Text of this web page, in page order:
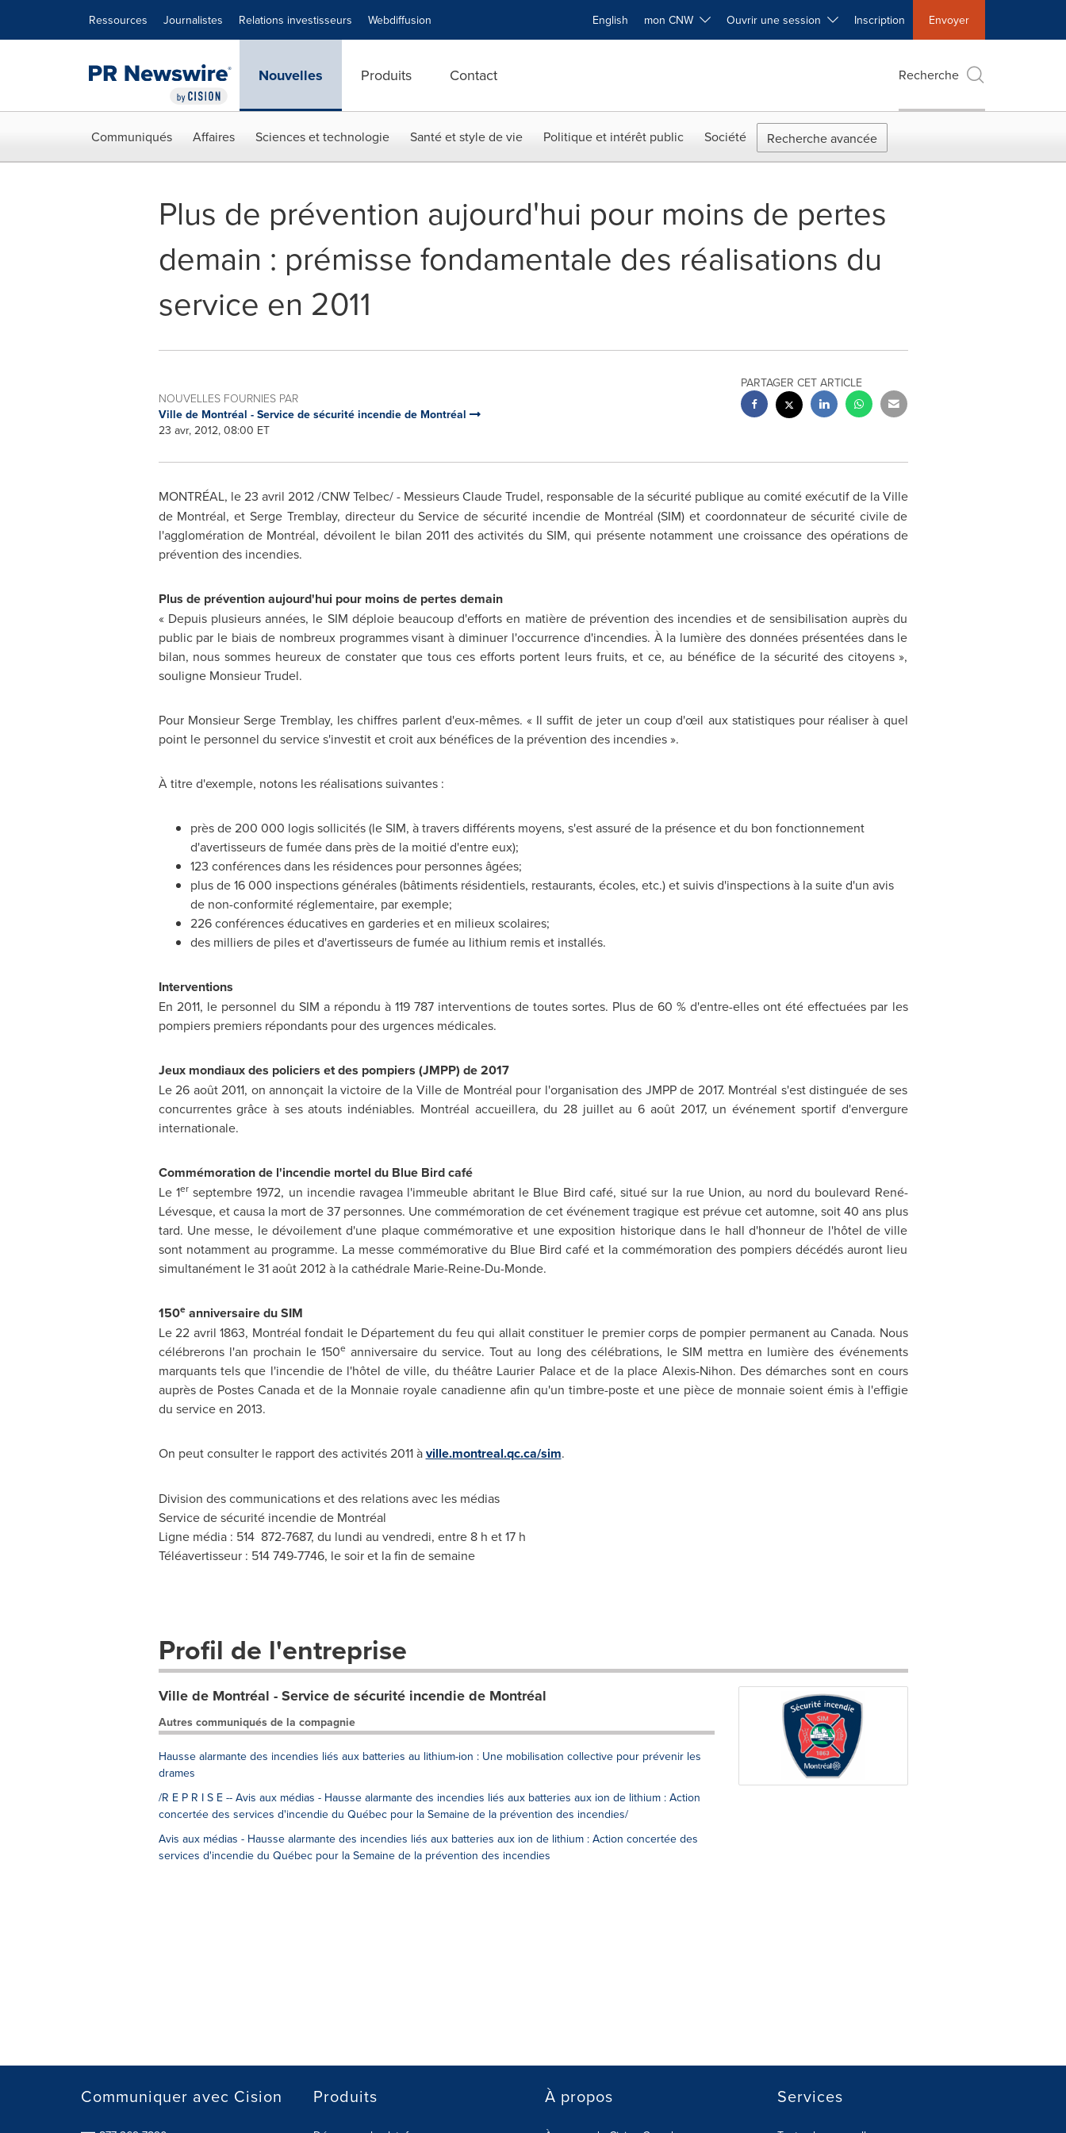
Ressources Journalistes Relations investisseurs Webdiffusion English mon CNW Ouvrir une session Inscription Envoyer
Nouvelles Produits Contact Recherche
Communiqués Affaires Sciences et technologie Santé et style de vie Politique et intérêt public Société Recherche avancée
Plus de prévention aujourd'hui pour moins de pertes
demain : prémisse fondamentale des réalisations du
service en 2011
NOUVELLES FOURNIES PAR
Ville de Montréal - Service de sécurité incendie de Montréal
23 avr, 2012, 08:00 ET
PARTAGER CET ARTICLE
MONTRÉAL, le 23 avril 2012 /CNW Telbec/ - MessieursClaude Trudel, responsable de la sécurité publique au comité exécutif de la Ville
de Montréal, et Serge Tremblay, directeur du Service de sécurité incendie de Montréal (SIM) et coordonnateur de sécurité civile de
l'agglomération de Montréal, dévoilent le bilan 2011 des activités du SIM, qui présente notamment une croissance des opérations de
prévention des incendies.
Plus de prévention aujourd'hui pour moins de pertes demain
« Depuis plusieurs années, le SIM déploie beaucoup d'efforts en matière de prévention des incendies et de sensibilisation auprès du
public par le biais de nombreux programmes visant à diminuer l'occurrence d'incendies. À la lumière des données présentées dans le
bilan, nous sommes heureux de constater que tous ces efforts portent leurs fruits, et ce, au bénéfice de la sécurité des citoyens »,
souligne Monsieur Trudel.
Pour Monsieur Serge Tremblay, les chiffres parlent d'eux-mêmes. « Il suffit de jeter un coup d'œil aux statistiques pour réaliser à quel
point le personnel du service s'investit et croit aux bénéfices de la prévention des incendies ».
À titre d'exemple, notons les réalisations suivantes :
près de 200 000 logis sollicités (le SIM, à travers différents moyens, s'est assuré de la présence et du bon fonctionnement
d'avertisseurs de fumée dans près de la moitié d'entre eux);
123 conférences dans les résidences pour personnes âgées;
plus de 16 000 inspections générales (bâtiments résidentiels, restaurants, écoles, etc.) et suivis d'inspections à la suite d'un avis
de non-conformité réglementaire, par exemple;
226 conférences éducatives en garderies et en milieux scolaires;
des milliers de piles et d'avertisseurs de fumée au lithium remis et installés.
Interventions
En 2011, le personnel du SIM a répondu à 119 787 interventions de toutes sortes. Plus de 60 % d'entre-elles ont été effectuées par les
pompiers premiers répondants pour des urgences médicales.
Jeux mondiaux des policiers et des pompiers (JMPP) de 2017
Le 26 août 2011, on annonçait la victoire de la Ville de Montréal pour l'organisation des JMPP de 2017. Montréal s'est distinguée de ses
concurrentes grâce à ses atouts indéniables. Montréal accueillera, du 28 juillet au 6 août 2017, un événement sportif d'envergure
internationale.
Commémoration de l'incendie mortel du Blue Bird café
Le 1erseptembre 1972, un incendie ravagea l'immeuble abritant le Blue Bird café, situé sur la rue Union, au nord du boulevard René-
Lévesque, et causa la mort de 37 personnes. Une commémoration de cet événement tragique est prévue cet automne, soit 40 ans plus
tard. Une messe, le dévoilement d'une plaque commémorative et une exposition historique dans le hall d'honneur de l'hôtel de ville
sont notamment au programme. La messe commémorative du Blue Bird café et la commémoration des pompiers décédés auront lieu
simultanément le 31 août 2012 à la cathédrale Marie-Reine-Du-Monde.
150eanniversaire du SIM
Le 22 avril 1863, Montréal fondait le Département du feu qui allait constituer le premier corps de pompier permanent au Canada. Nous
célébrerons l'an prochain le 150eanniversaire du service. Tout au long des célébrations, le SIM mettra en lumière des événements
marquants tels que l'incendie de l'hôtel de ville, du théâtre Laurier Palace et de la place Alexis-Nihon. Des démarches sont en cours
auprès de PostesCanada et de la Monnaie royale canadienne afin qu'un timbre-poste et une pièce de monnaie soient émis à l'effigie
du service en 2013.
On peut consulter le rapport des activités 2011 àville.montreal.qc.ca/sim.
Division des communications et des relations avec les médias
Service de sécurité incendie de Montréal
Ligne média : 514 872-7687, du lundi au vendredi, entre 8 h et 17 h
Téléavertisseur : 514 749-7746, le soir et la fin de semaine
Profil de l'entreprise
Ville de Montréal - Service de sécurité incendie de Montréal
Autres communiqués de la compagnie
Hausse alarmante des incendies liés aux batteries au lithium-ion : Une mobilisation collective pour prévenir les
drames
/R E P R I S E -- Avis aux médias - Hausse alarmante des incendies liés aux batteries aux ion de lithium : Action
concertée des services d'incendie du Québec pour la Semaine de la prévention des incendies/
Avis aux médias - Hausse alarmante des incendies liés aux batteries aux ion de lithium : Action concertée des
services d'incendie du Québec pour la Semaine de la prévention des incendies
Communiquer avec Cision Produits À propos Services